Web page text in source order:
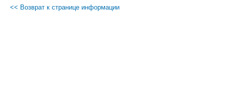
<< Возврат к странице информации